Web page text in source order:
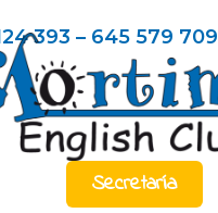
393 – 645 579 709
Secretaría